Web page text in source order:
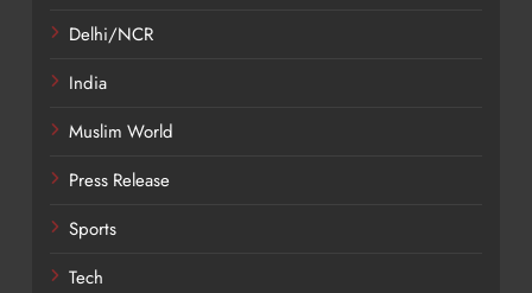
Delhi/NCR
India
Muslim World
Press Release
Sports
Tech